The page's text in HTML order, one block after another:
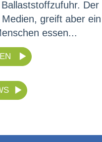
Der
greift aber ein
essen...